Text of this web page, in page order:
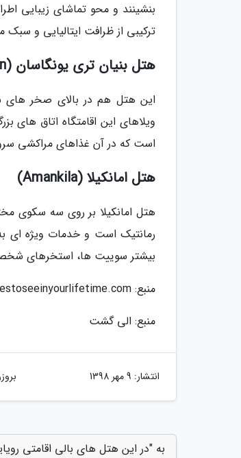
بنشینند و محو تماشای زیبایی
ترکیبی از ظرافت ایتالیایی و
هتل بنیان تری یونگاسان (Banyan Tree Ungasan)
این هتل هم در بالای صخر های
ویلاهای این اقامتگاه اتاق
است که در آن غذاهای مراکشی
هتل امانکیلا (Amankila)
هتل امانکیلا بر روی سه سکوی
رمانتیک است و خدمات ویژه ای
بیشتر سوییت ها، استخرهای
منبع: placestoseeinyourlifetime.com
منبع: الی گشت
انتشار: 9 مهر 1398
به "در این هتل های بالی اقامتی